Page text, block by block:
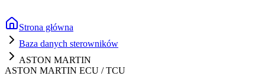
Strona główna
Baza danych sterowników
ASTON MARTIN
ASTON MARTIN ECU / TCU